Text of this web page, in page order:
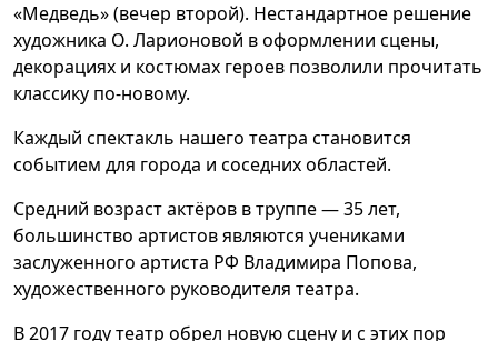
«Медведь» (вечер второй). Нестандартное решение
художника О. Ларионовой в оформлении сцены,
декорациях и костюмах героев позволили прочитать
классику по-новому.
Каждый спектакль нашего театра становится
событием для города и соседних областей.
Средний возраст актёров в труппе — 35 лет,
большинство артистов являются учениками
заслуженного артиста РФ Владимира Попова,
художественного руководителя театра.
В 2017 году театр обрел новую сцену и с этих пор